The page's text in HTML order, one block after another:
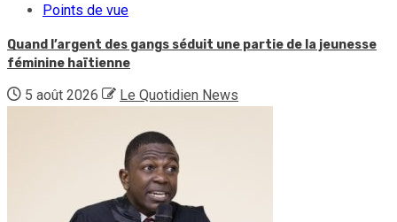
Points de vue
Quand l’argent des gangs séduit une partie de la jeunesse
féminine haïtienne
5 août 2026 Le Quotidien News